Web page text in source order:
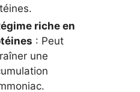
riche en
: Peut
une